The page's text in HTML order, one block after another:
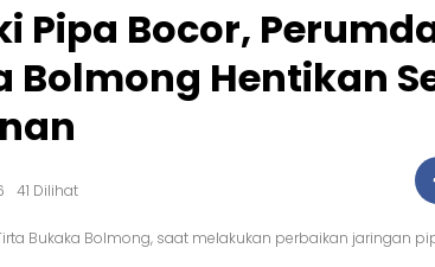
Pipa Bocor,
Bolmong Hentikan
41 Dilihat
Bukaka Bolmong, saat melakukan perbaikan jaringan